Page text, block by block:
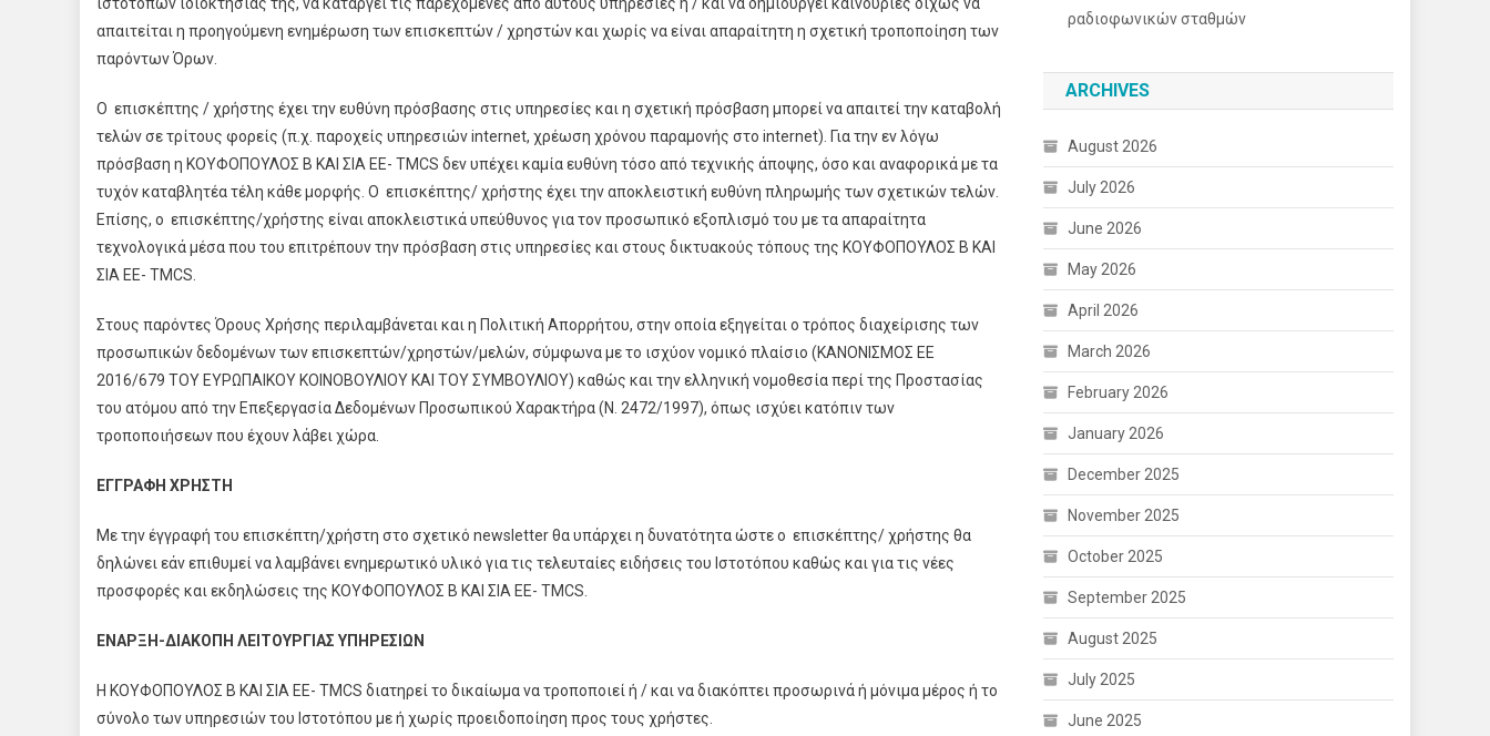
απαιτείται η προηγούμενη ενημέρωση των επισκεπτών / χρηστών και χωρίς να είναι απαραίτητη η σχετική τροποποίηση των
παρόντων Όρων.
Ο επισκέπτης / χρήστης έχει την ευθύνη πρόσβασης στις υπηρεσίες και η σχετική πρόσβαση μπορεί να απαιτεί την καταβολή
τελών σε τρίτους φορείς (π.χ. παροχείς υπηρεσιών internet, χρέωση χρόνου παραμονής στο internet). Για την εν λόγω
πρόσβαση η ΚΟΥΦΟΠΟΥΛΟΣ Β ΚΑΙ ΣΙΑ ΕΕ- TMCS δεν υπέχει καμία ευθύνη τόσο από τεχνικής άποψης, όσο και αναφορικά με τα
τυχόν καταβλητέα τέλη κάθε μορφής. Ο επισκέπτης/ χρήστης έχει την αποκλειστική ευθύνη πληρωμής των σχετικών τελών.
Επίσης, ο επισκέπτης/χρήστης είναι αποκλειστικά υπεύθυνος για τον προσωπικό εξοπλισμό του με τα απαραίτητα
τεχνολογικά μέσα που του επιτρέπουν την πρόσβαση στις υπηρεσίες και στους δικτυακούς τόπους της ΚΟΥΦΟΠΟΥΛΟΣ Β ΚΑΙ
ΣΙΑ ΕΕ- TMCS.
Στους παρόντες Όρους Χρήσης περιλαμβάνεται και η Πολιτική Απορρήτου, στην οποία εξηγείται ο τρόπος διαχείρισης των
προσωπικών δεδομένων των επισκεπτών/χρηστών/μελών, σύμφωνα με το ισχύον νομικό πλαίσιο (ΚΑΝΟΝΙΣΜΟΣ ΕΕ
2016/679 ΤΟΥ ΕΥΡΩΠΑΙΚΟΥ ΚΟΙΝΟΒΟΥΛΙΟΥ ΚΑΙ ΤΟΥ ΣΥΜΒΟΥΛΙΟΥ) καθώς και την ελληνική νομοθεσία περί της Προστασίας
του ατόμου από την Επεξεργασία Δεδομένων Προσωπικού Χαρακτήρα (Ν. 2472/1997), όπως ισχύει κατόπιν των
τροποποιήσεων που έχουν λάβει χώρα.
ΕΓΓΡΑΦΗ ΧΡΗΣΤΗ
Με την έγγραφή του επισκέπτη/χρήστη στο σχετικό newsletter θα υπάρχει η δυνατότητα ώστε ο επισκέπτης/ χρήστης θα
δηλώνει εάν επιθυμεί να λαμβάνει ενημερωτικό υλικό για τις τελευταίες ειδήσεις του Ιστοτόπου καθώς και για τις νέες
προσφορές και εκδηλώσεις της ΚΟΥΦΟΠΟΥΛΟΣ Β ΚΑΙ ΣΙΑ ΕΕ- TMCS.
ΕΝΑΡΞΗ-ΔΙΑΚΟΠΗ ΛΕΙTΟΥΡΓΙΑΣ ΥΠΗΡΕΣΙΩΝ
Η ΚΟΥΦΟΠΟΥΛΟΣ Β ΚΑΙ ΣΙΑ ΕΕ- TMCS διατηρεί το δικαίωμα να τροποποιεί ή / και να διακόπτει προσωρινά ή μόνιμα μέρος ή το
σύνολο των υπηρεσιών του Ιστοτόπου με ή χωρίς προειδοποίηση προς τους χρήστες.
ραδιοφωνικών σταθμών
ARCHIVES
August 2026
July 2026
June 2026
May 2026
April 2026
March 2026
February 2026
January 2026
December 2025
November 2025
October 2025
September 2025
August 2025
July 2025
June 2025